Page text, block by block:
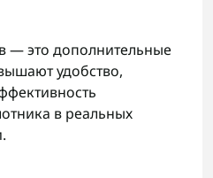
— это дополнительные
удобство,
в реальных